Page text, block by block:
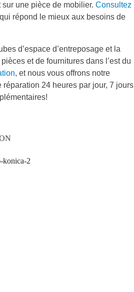
une pièce de mobilier. Consultez
répond le mieux aux besoins de
d’espace d’entreposage et la
et de fournitures dans l’est du
, et nous vous offrons notre
24 heures par jour, 7 jours